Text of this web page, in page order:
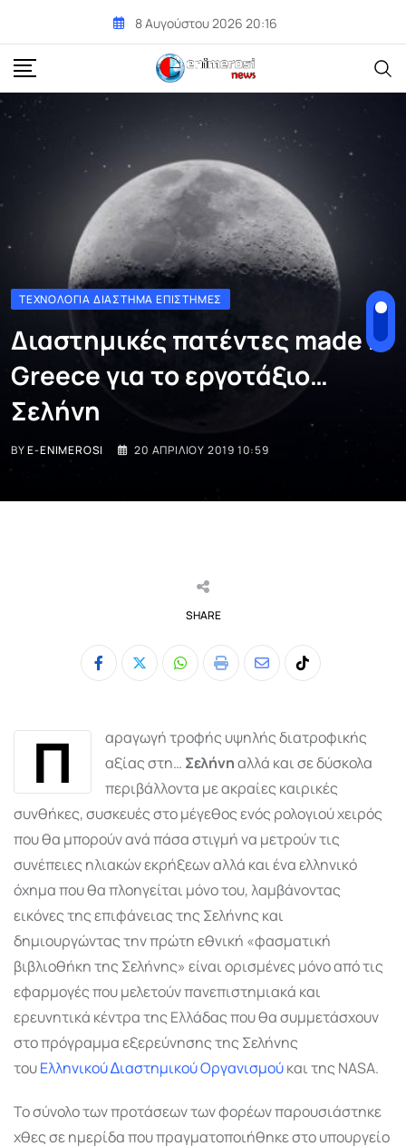
content
8 Αυγούστου 2026 20:16
ΤΕΧΝΟΛΟΓΊΑ ΔΙΆΣΤΗΜΑ ΕΠΙΣΤΉΜΕΣ
Διαστηµικές πατέντες made in
Greece για το εργοτάξιο…
Σελήνη
BYE-ENIMEROSI 20 ΑΠΡΙΛΊΟΥ 2019 10:59
SHARE
Whatsapp
Print
ShareTiktok
Π
αραγωγή τροφής υψηλής διατροφικής
αξίας στη… Σελήνηαλλά και σε δύσκολα
περιβάλλοντα µε ακραίες καιρικές
συνθήκες, συσκευές στο µέγεθος ενός ρολογιού χειρός
που θα µπορούν ανά πάσα στιγµή να µετρούν τις
συνέπειες ηλιακών εκρήξεων αλλά και ένα ελληνικό
όχηµα που θα πλοηγείται µόνο του, λαµβάνοντας
εικόνες της επιφάνειας της Σελήνης και
δηµιουργώντας την πρώτη εθνική «φασµατική
βιβλιοθήκη της Σελήνης» είναι ορισµένες µόνο από τις
εφαρµογές που µελετούν πανεπιστηµιακά και
ερευνητικά κέντρα της Ελλάδας που θα συµµετάσχουν
στο πρόγραµµα εξερεύνησης της Σελήνης
τουΕλληνικού ∆ιαστηµικού Οργανισµούκαι της NASA.
Το σύνολο των προτάσεων των φορέων παρουσιάστηκε
χθες σε ηµερίδα που πραγµατοποιήθηκε στο υπουργείο